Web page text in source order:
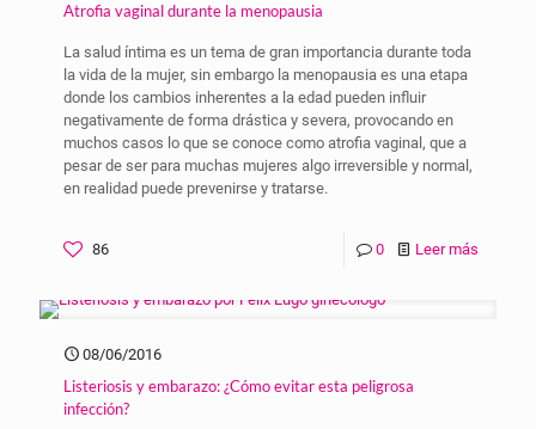
Atrofia vaginal durante la menopausia
La salud íntima es un tema de gran importancia durante toda
la vida de la mujer, sin embargo la menopausia es una etapa
donde los cambios inherentes a la edad pueden influir
negativamente de forma drástica y severa, provocando en
muchos casos lo que se conoce como atrofia vaginal, que a
pesar de ser para muchas mujeres algo irreversible y normal,
en realidad puede prevenirse y tratarse.
86 0 Leer más
08/06/2016
Listeriosis y embarazo: ¿Cómo evitar esta peligrosa
infección?